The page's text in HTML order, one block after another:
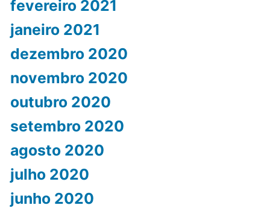
fevereiro 2021
janeiro 2021
dezembro 2020
novembro 2020
outubro 2020
setembro 2020
agosto 2020
julho 2020
junho 2020